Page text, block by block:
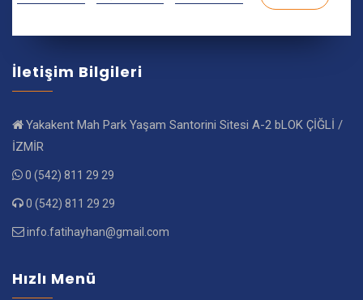
İletişim Bilgileri
Yakakent Mah Park Yaşam Santorini Sitesi A-2 bLOK ÇİĞLİ /
İZMİR
0 (542) 811 29 29
0 (542) 811 29 29
info.fatihayhan@gmail.com
Hızlı Menü